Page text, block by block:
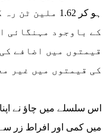
ہو کر 1.62
کے باوجود مہنگائی
قیمتوں میں اضافے
کی قیمتوں میں غیر
میں کمی اور افراط زر